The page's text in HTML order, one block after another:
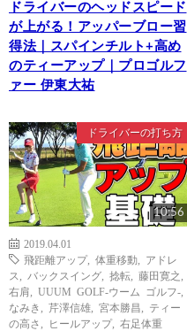
ドライバーのヘッドスピード
が上がる！アッパーブロー習
得法｜スパインチルト+高め
のティーアップ｜プロゴルフ
ァー 伊東大祐
ドライバーの打ち方
10:56
2019.04.01
飛距離アップ, 体重移動
アドレ
ス
バックスイング 捻転 藤田寛之
右肩
UUUM GOLF-ウーム ゴルフ-
なみき
芹澤信雄 宮本勝昌
ティー
の高さ
ヒールアップ, 右足体重